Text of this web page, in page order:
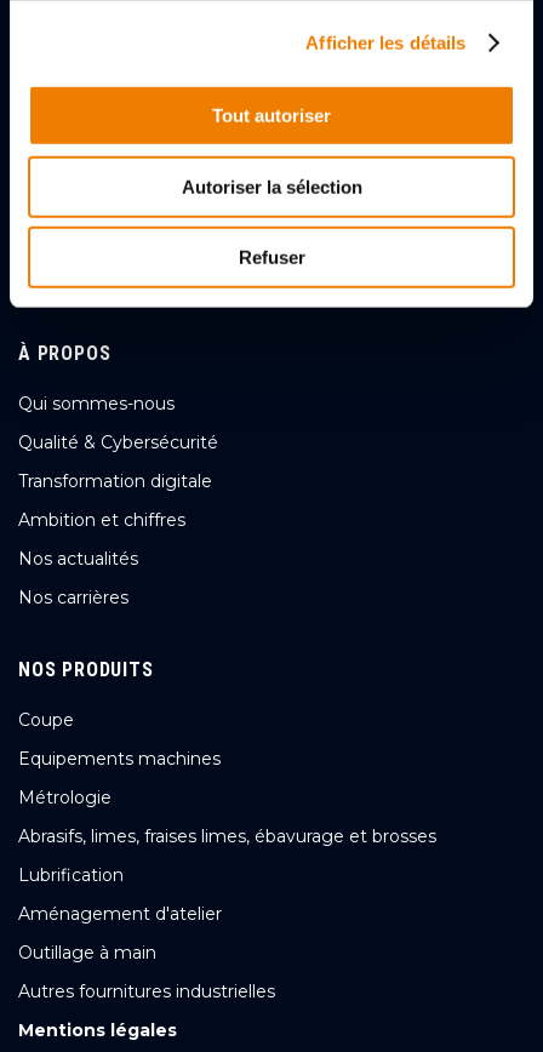
Afficher les détails
Tout autoriser
Autoriser la sélection
Refuser
2, rue des Gladiateurs
72000 LE MANS, FRANCE
+33 (0)243256056
Nous contacter
À PROPOS
Qui sommes-nous
Qualité & Cybersécurité
Transformation digitale
Ambition et chiffres
Nos actualités
Nos carrières
NOS PRODUITS
Coupe
Equipements machines
Métrologie
Abrasifs, limes, fraises limes, ébavurage et brosses
Lubrification
Aménagement d'atelier
Outillage à main
Autres fournitures industrielles
Mentions légales